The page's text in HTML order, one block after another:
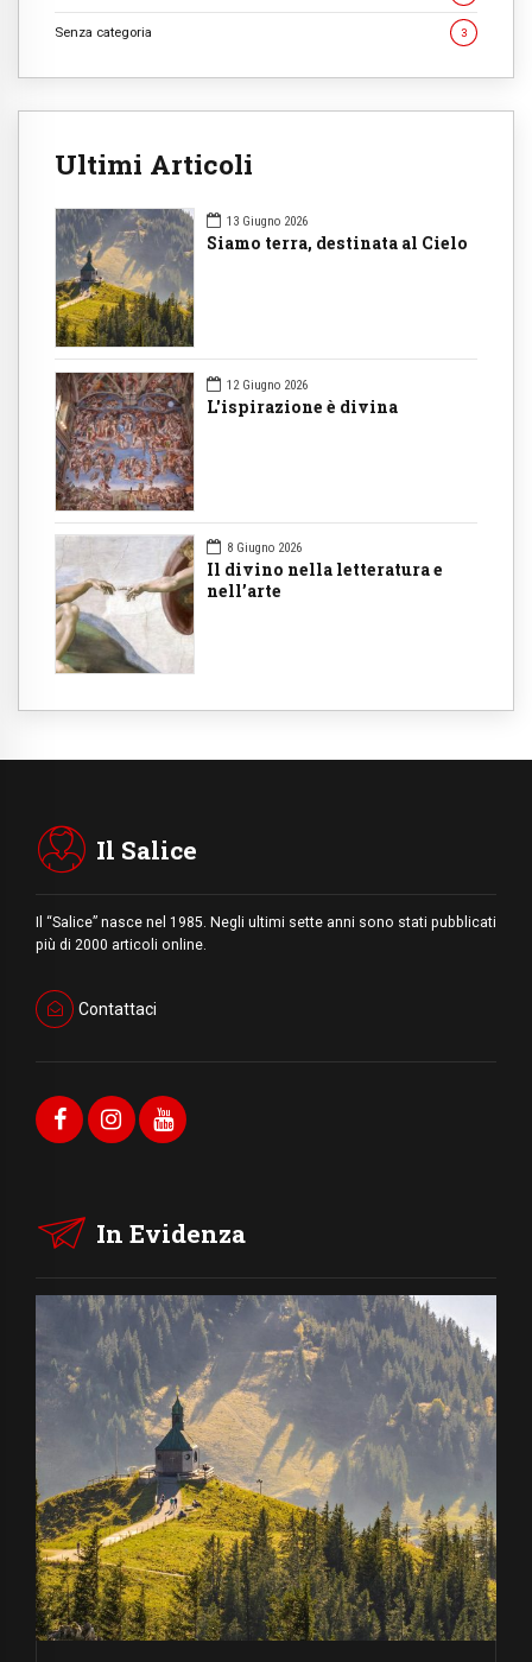
Senza categoria 3
Ultimi Articoli
13 Giugno 2026
Siamo terra, destinata al Cielo
12 Giugno 2026
L'ispirazione è divina
8 Giugno 2026
Il divino nella letteratura e
nell’arte
Il Salice
Il “Salice” nasce nel 1985. Negli ultimi sette anni sono stati pubblicati
più di 2000 articoli online.
Contattaci
In Evidenza